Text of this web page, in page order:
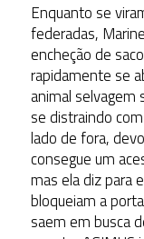
Enquanto se
federadas,
encheção de
rapidamente se
animal selvagem
se distraindo
lado de fora,
consegue um
mas ela diz para
bloqueiam a
saem em busca